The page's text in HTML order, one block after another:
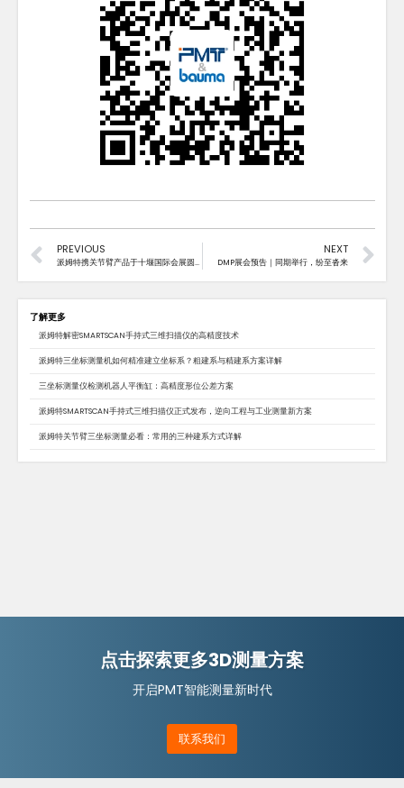
了解更多
派姆特解密SMARTSCAN手持式三维扫描仪的高精度技术
派姆特三坐标测量机如何精准建立坐标系？粗建系与精建系方案详解
三坐标测量仪检测机器人平衡缸：高精度形位公差方案
派姆特SMARTSCAN手持式三维扫描仪正式发布，逆向工程与工业测量新方案
派姆特关节臂三坐标测量必看：常用的三种建系方式详解
PREVIOUS
派姆特携关节臂产品于十堰国际会展圆满落幕
NEXT
DMP展会预告｜同期举行，纷至沓来
点击探索更多3D测量方案
开启PMT智能测量新时代
联系我们